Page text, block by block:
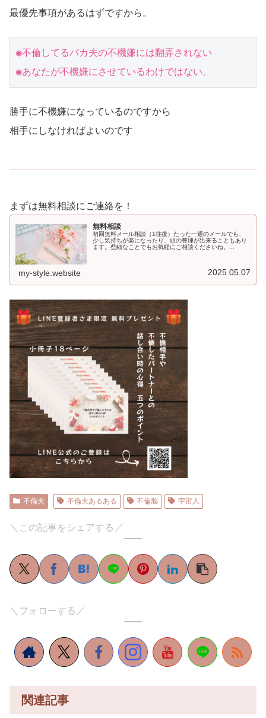
最優先事項があるはずですから。
◉不倫してるバカ夫の不機嫌には翻弄されない
◉あなたが不機嫌にさせているわけではない。
勝手に不機嫌になっているのですから
相手にしなければよいのです
まずは無料相談にご連絡を！
無料相談
初回無料メール相談（1往復）たった一通のメールでも、
少し気持ちが楽になったり、頭の整理が出来ることもあり
ます。些細なことでもお気軽にご相談くださいね。...
my-style.website 2025.05.07
不倫夫 不倫夫あるある 不倫脳 宇宙人
＼この記事をシェアする／
＼フォローする／
関連記事